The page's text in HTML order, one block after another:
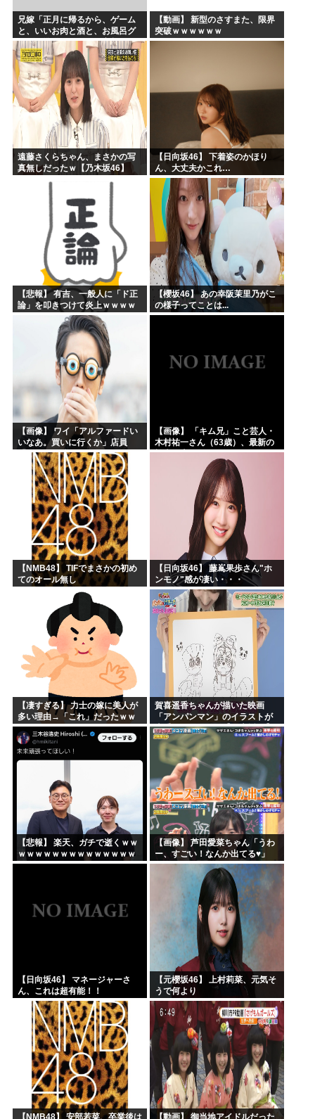
兄嫁「正月に帰るから、ゲーム
と、いいお肉と酒と、お風呂グ
ッズの準備しとけよ」寝起きの
私「知るかボケ」兄嫁「キィィ
ィィー！！！！」私「あ…」
【動画】 新型のさすまた、限界
突破ｗｗｗｗｗｗ
遠藤さくらちゃん、まさかの写
真無しだったｗ【乃木坂46】
【日向坂46】 下着姿のかほり
ん、大丈夫かこれ…
【悲報】 有吉、一般人に「ド正
論」を叩きつけて炎上ｗｗｗｗ
【櫻坂46】 あの幸阪茉里乃がこ
の様子ってことは...
【画像】 ワイ「アルファードい
いなあ。買いに行くか」店員
「ほいっ見積もりな！」ワイ
「金額おかしくね？」←お前ら
もそう思うよな？？？？？
【画像】 「キム兄」こと芸人・
木村祐一さん（63歳）、最新の
松本人志さんとのツーショット
が完全に別人だとネット騒然！
「マジで誰かわからん」...
【NMB48】 TIFでまさかの初め
てのオール無し
【日向坂46】 藤嶌果歩さん"ホ
ンモノ"感が凄い・・・
【凄すぎる】 力士の嫁に美人が
多い理由→「これ」だったｗｗ
ｗｗｗｗｗ
賀喜遥香ちゃんが描いた映画
「アンパンマン」のイラストが
上手すぎる！！！【乃木坂46】
【悲報】 楽天、ガチで逝くｗｗ
ｗｗｗｗｗｗｗｗｗｗｗｗｗｗ
ｗｗｗｗ
【画像】 芦田愛菜ちゃん「うわ
ー、すごい！なんか出てる♥」
【日向坂46】 マネージャーさ
ん、これは超有能！！
【元櫻坂46】 上村莉菜、元気そ
うで何より
【NMB48】 安部若菜、卒業後は 【動画】 御当地アイドルだった